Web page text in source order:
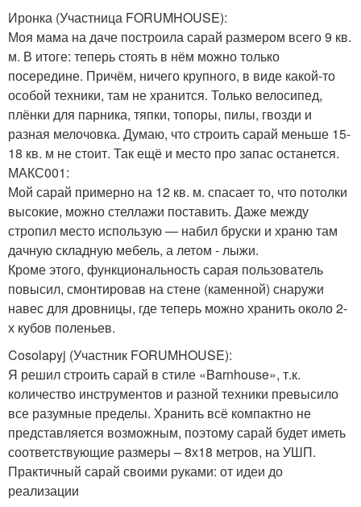
Иронка (Участница FORUMHOUSE):
Моя мама на даче построила сарай размером всего 9 кв.
м. В итоге: теперь стоять в нём можно только
посередине. Причём, ничего крупного, в виде какой-то
особой техники, там не хранится. Только велосипед,
плёнки для парника, тяпки, топоры, пилы, гвозди и
разная мелочовка. Думаю, что строить сарай меньше 15-
18 кв. м не стоит. Так ещё и место про запас останется.
МАКС001:
Мой сарай примерно на 12 кв. м. спасает то, что потолки
высокие, можно стеллажи поставить. Даже между
стропил место использую — набил бруски и храню там
дачную складную мебель, а летом - лыжи.
Кроме этого, функциональность сарая пользователь
повысил, смонтировав на стене (каменной) снаружи
навес для дровницы, где теперь можно хранить около 2-
х кубов поленьев.
Cosolapyj (Участник FORUMHOUSE):
Я решил строить сарай в стиле «Barnhouse», т.к.
количество инструментов и разной техники превысило
все разумные пределы. Хранить всё компактно не
представляется возможным, поэтому сарай будет иметь
соответствующие размеры – 8х18 метров, на УШП.
Практичный сарай своими руками: от идеи до
реализации